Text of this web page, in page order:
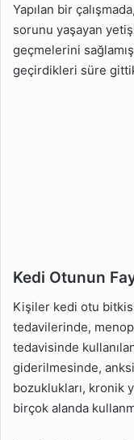
Yapılan bir
sorunu yaşayan
geçmelerini
geçirdikleri süre
Kedi Otunun
Kişiler kedi otu
tedavilerinde,
tedavisinde
giderilmesinde,
bozuklukları, kronik
birçok alanda